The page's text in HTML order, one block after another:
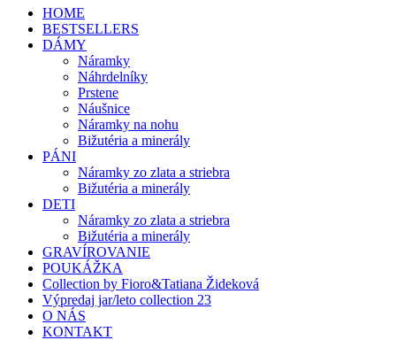
HOME
BESTSELLERS
DÁMY
Náramky
Náhrdelníky
Prstene
Náušnice
Náramky na nohu
Bižutéria a minerály
PÁNI
Náramky zo zlata a striebra
Bižutéria a minerály
DETI
Náramky zo zlata a striebra
Bižutéria a minerály
GRAVÍROVANIE
POUKÁŽKA
Collection by Fioro&Tatiana Žideková
Výpredaj jar/leto collection 23
O NÁS
KONTAKT